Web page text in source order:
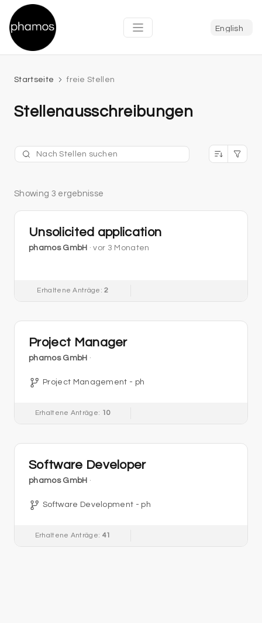
Startseite freie Stellen
Stellenausschreibungen
Showing 3 ergebnisse
Unsolicited application
phamos GmbH · vor 3 Monaten
Erhaltene Anträge:2
Project Manager
phamos GmbH ·
Project Management - ph
Erhaltene Anträge: 10
Software Developer
phamos GmbH ·
Software Development - ph
Erhaltene Anträge: 41